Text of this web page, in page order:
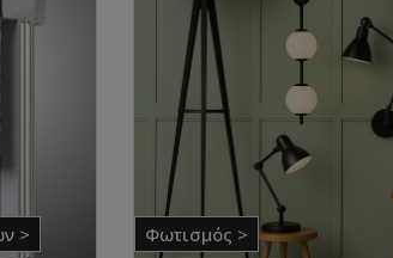
> Φωτισμός >